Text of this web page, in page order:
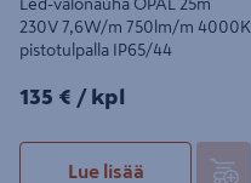
Led-valonauha OPAL 25m
230V 7,6W/m 750lm/m 4000K
pistotulpalla IP65/44
135€/kpl
135 € / kpl
Lue lisää